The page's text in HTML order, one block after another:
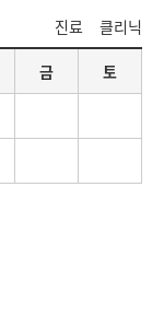
진료
클리닉
금 토